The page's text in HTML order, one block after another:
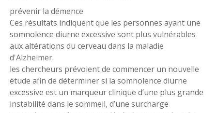
prévenir la démence
Ces résultats indiquent que les personnes ayant une
somnolence diurne excessive sont plus vulnérables
aux altérations du cerveau dans la maladie
d'Alzheimer.
les chercheurs prévoient de commencer un nouvelle
étude afin de déterminer si la somnolence diurne
excessive est un marqueur clinique d’une plus grande
instabilité dans le sommeil, d’une surcharge